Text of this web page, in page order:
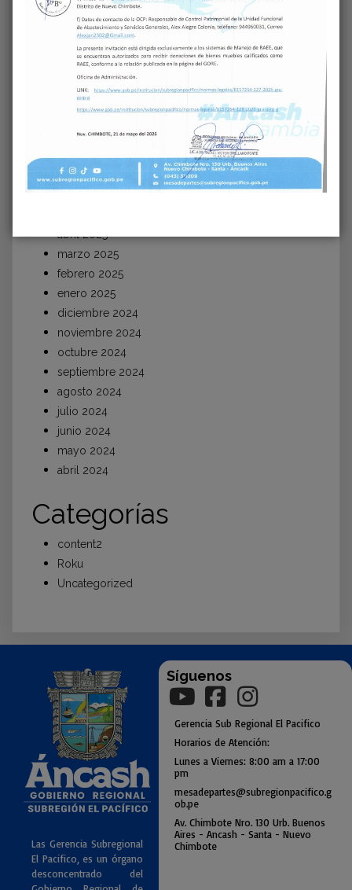
julio 2026
junio 2026
mayo 2026
febrero 2026
noviembre 2025
octubre 2025
septiembre 2025
agosto 2025
julio 2025
abril 2025
marzo 2025
febrero 2025
enero 2025
diciembre 2024
noviembre 2024
octubre 2024
septiembre 2024
agosto 2024
julio 2024
junio 2024
mayo 2024
abril 2024
Categorías
content2
Roku
Uncategorized
Las Gerencia Subregional
El Pacifico, es un órgano
desconcentrado del
Síguenos
Gerencia Sub Regional El Pacifico
Horarios de Atención:
Lunes a Viernes: 8:00 am a 17:00
pm
mesadepartes@subregionpacifico.g
ob.pe
Av. Chimbote Nro. 130 Urb. Buenos
Aires - Ancash - Santa - Nuevo
Chimbote